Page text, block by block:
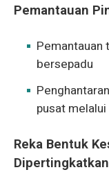
Pemantauan
Pemantauan
bersepadu
pusat
Reka Bentuk
Dipertingkatkan